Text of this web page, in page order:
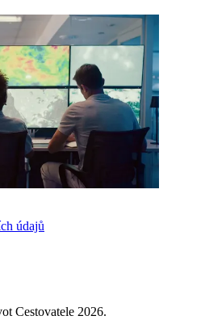
údajů
Cestovatele 2026.